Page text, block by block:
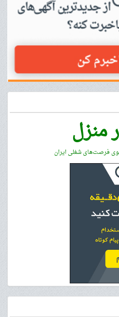
منزل
فرصت‌های شغلی ایران